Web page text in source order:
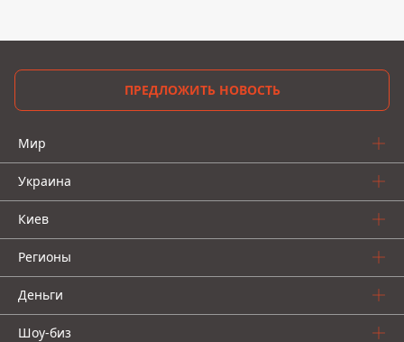
ПРЕДЛОЖИТЬ НОВОСТЬ
Мир
Украина
Киев
Регионы
Деньги
Шоу-биз